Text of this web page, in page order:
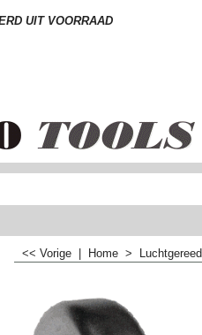
UIT VOORRAAD
<< Vorige Home >